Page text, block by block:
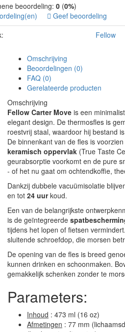
beoordeling: 0 (0%)
Geef beoordeling
Fellow
Omschrijving
Beoordelingen (0)
FAQ (0)
Gerelateerde producten
Omschrijving
Fellow Carter Move is een
elegant design. De thermosfles is
roestvrij staal, waardoor hij bestand
De binnenkant van de fles is
keramisch oppervlak (True Taste
geurabsorptie voorkomt en de pure
- of het nu gaat om ochtendkoffie,
Dankzij dubbele vacuümisolatie
en tot 24 uurkoud.
Een van de belangrijkste
is de geïntegreerde
tijdens het lopen of fietsen
sluitende schroefdop, die morsen
De opening van de fles is breed
kunnen drinken en schoonmaken.
gemakkelijk schenken zonder te
Parameters:
Inhoud : 473 ml (16 oz)
Afmetingen : 77 mm